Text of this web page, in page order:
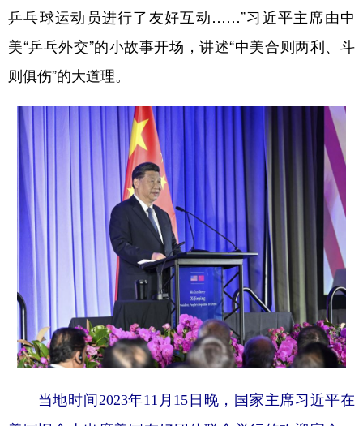
乒乓球运动员进行了友好互动……”习近平主席由中
美“乒乓外交”的小故事开场，讲述“中美合则两利、斗
则俱伤”的大道理。
当地时间2023年11月15日晚，国家主席习近平在